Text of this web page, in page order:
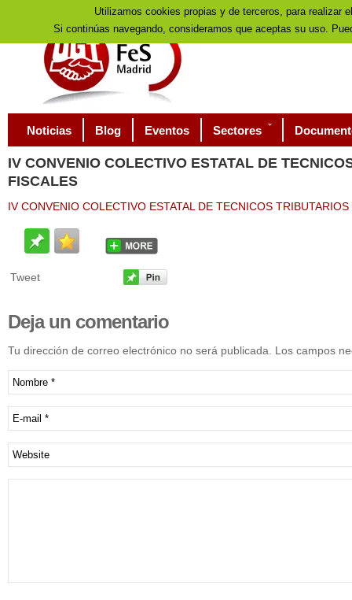
Noticias Blog Eventos Sectores
IV CONVENIO COLECTIVO ESTATAL DE
FISCALES
IV CONVENIO COLECTIVO ESTATAL DE TECNICOS
Tweet
Dejaun comentario
Tu dirección de correo electrónico no será publicada. Los campos
Utilizamos cookies propias y de terceros, para realizar
Si continúas navegando, consideramos que aceptas su uso.